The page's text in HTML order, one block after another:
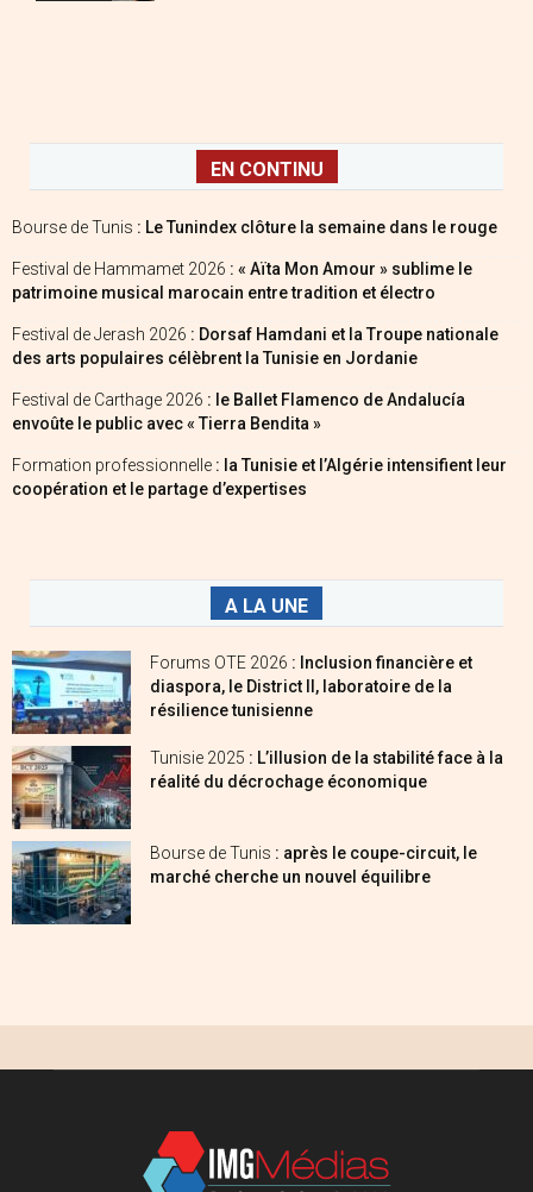
EN CONTINU
Bourse de Tunis : Le Tunindex clôture la semaine dans le rouge
Festival de Hammamet 2026 : « Aïta Mon Amour » sublime le
patrimoine musical marocain entre tradition et électro
Festival de Jerash 2026 : Dorsaf Hamdani et la Troupe nationale
des arts populaires célèbrent la Tunisie en Jordanie
Festival de Carthage 2026 : le Ballet Flamenco de Andalucía
envoûte le public avec « Tierra Bendita »
Formation professionnelle : la Tunisie et l’Algérie intensifient leur
coopération et le partage d’expertises
A LA UNE
Forums OTE 2026 : Inclusion financière et
diaspora, le District II, laboratoire de la
résilience tunisienne
Tunisie 2025 : L’illusion de la stabilité face à la
réalité du décrochage économique
Bourse de Tunis : après le coupe-circuit, le
marché cherche un nouvel équilibre